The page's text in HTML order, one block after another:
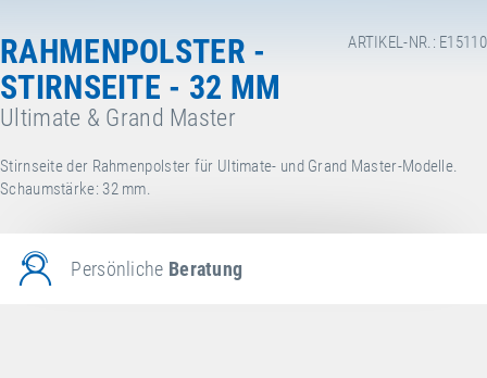
ARTIKEL-NR.: E15110
RAHMENPOLSTER -
STIRNSEITE - 32 MM
Ultimate & Grand Master
Stirnseite der Rahmenpolster für Ultimate- und Grand Master-Modelle.
Schaumstärke: 32 mm.
Persönliche Beratung